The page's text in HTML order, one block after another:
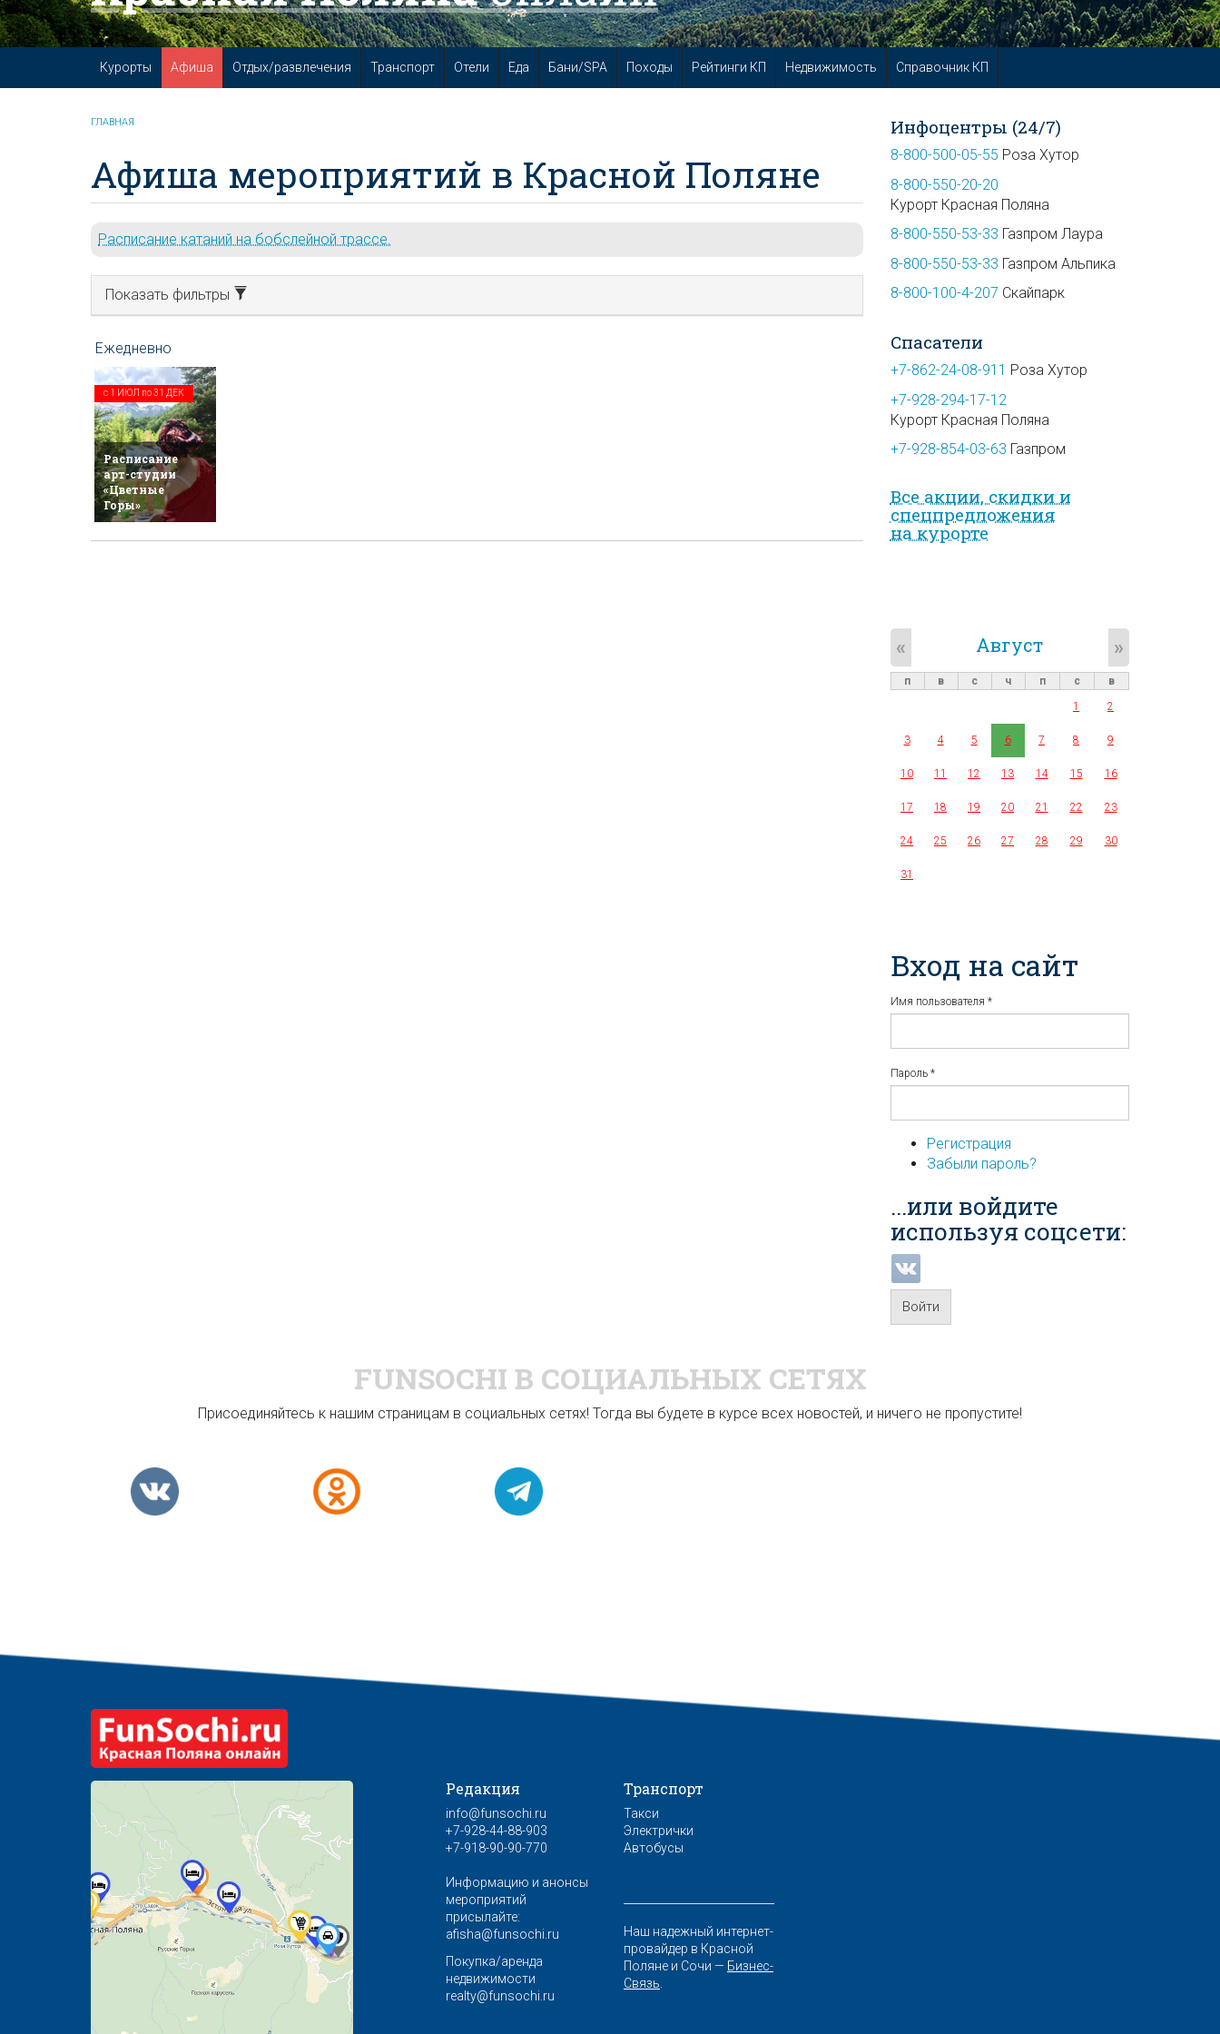
Курорты Афиша Отдых/развлечения Транспорт Отели Еда Бани/SPA Походы Рейтинги КП Недвижимость Справочник КП
ГЛАВНАЯ
Афиша мероприятий в Красной Поляне
Расписание катаний на бобслейной трассе.
Показать фильтры
с 1 ИЮЛ по31 ДЕК
Расписание
арт-студии
«Цветные
Горы»
Инфоцентры (24/7)
8-800-500-05-55 Роза Хутор
8-800-550-20-20
Курорт Красная Поляна
8-800-550-53-33 Газпром Лаура
8-800-550-53-33 Газпром Альпика
8-800-100-4-207 Скайпарк
Спасатели
+7-862-24-08-911 Роза Хутор
+7-928-294-17-12
Курорт Красная Поляна
+7-928-854-03-63 Газпром
Все акции, скидки и
спец­предложе­ния
на курорте
Август
« »
п в с ч п с
в
1
2
3 4 5 6 7 8 9
10 11 12 13 14 15 16
17 18 19 20 21 22 23
24 25 26 27 28 29 30
31
Вход на сайт
Имя пользователя *
Пароль *
Регистрация
Забыли пароль?
...или войдите
используя соцсети:
Войти
FUNSOCHI В СОЦИАЛЬНЫХ СЕТЯХ
Присоединяйтесь к нашим страницам в социальных сетях! Тогда вы будете в курсе всех новостей, и ничего не пропустите!
Редакция
info@funsochi.ru
+7-928-44-88-903
+7-918-90-90-770
Информацию и анонсы
мероприятий
присылайте:
afisha@funsochi.ru
Покупка/аренда
недвижимости
realty@funsochi.ru
Транспорт
Такси
Электрички
Автобусы
Наш надежный интернет-
провайдер в Красной
Поляне и Сочи — Бизнес-
Связь